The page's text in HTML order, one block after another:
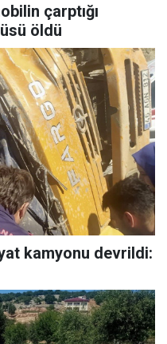
çarptığı
öldü
kamyonu devrildi: